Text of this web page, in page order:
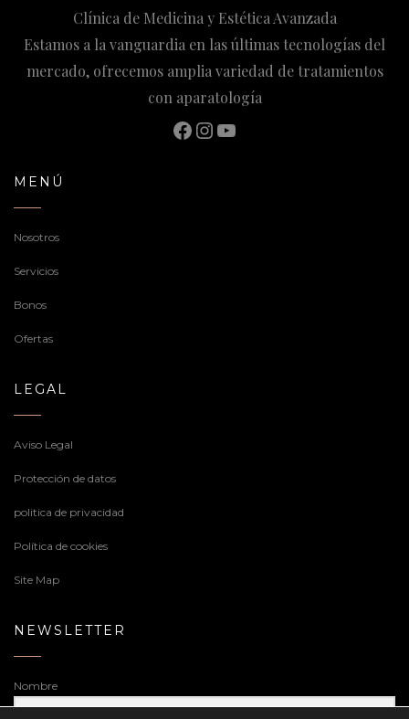
Clínica de Medicina y Estética Avanzada
Estamos a la vanguardia en las últimas tecnologías del
mercado, ofrecemos amplia variedad de tratamientos
con aparatología
Facebook
Instagram
YouTube
MENÚ
Nosotros
Servicios
Bonos
Ofertas
LEGAL
Aviso Legal
Protección de datos
politica de privacidad
Política de cookies
Site Map
NEWSLETTER
Nombre